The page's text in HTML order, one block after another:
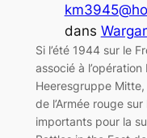
dans
Si l’été 1944 sur le
associé à
Heeresgruppe
de l’Armée rouge
importants pour la